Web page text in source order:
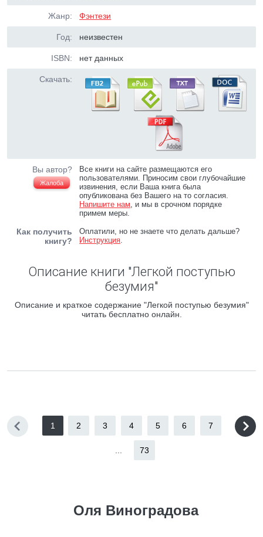
Жанр: Фэнтези
Год: неизвестен
ISBN: нет данных
Скачать:
Вы автор?
Жалоба
Все книги на сайте размещаются его
пользователями. Приносим свои глубочайшие
извинения, если Ваша книга была
опубликована без Вашего на то согласия.
Напишите нам, и мы в срочном порядке
примем меры.
Как получить
книгу?
Оплатили, но не знаете что делать дальше?
Инструкция.
Описание книги "Легкой поступью
безумия"
Описание и краткое содержание "Легкой поступью безумия"
читать бесплатно онлайн.
1 2 3 4 5 6 7
73
Оля Виноградова